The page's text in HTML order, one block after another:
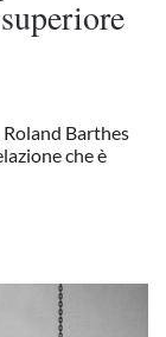
Barthes
che è